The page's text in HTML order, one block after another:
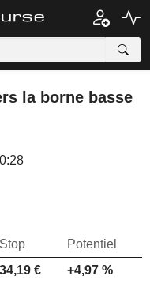
la borne basse
Stop
Potentiel
34,19 € +4,97 %